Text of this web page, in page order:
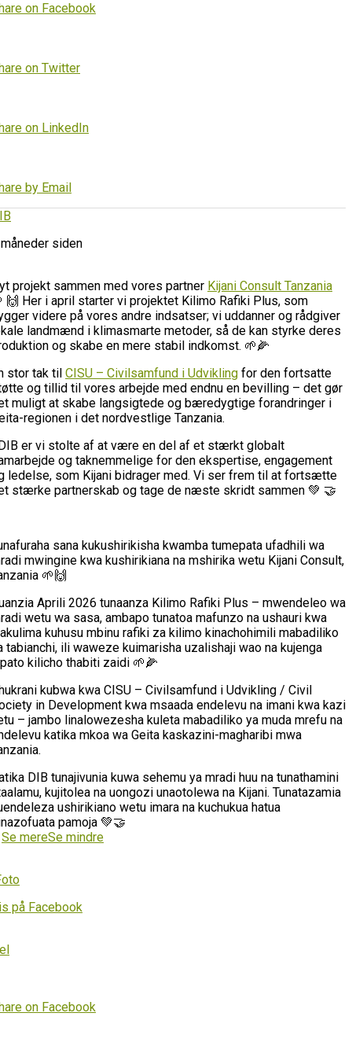
on Facebook
on Twitter
on LinkedIn
by Email
siden
projekt sammen med vores partner Kijani Consult Tanzania
🙌 Her i april starter vi projektet Kilimo Rafiki Plus, som
videre på vores andre indsatser; vi uddanner og rådgiver
landmænd i klimasmarte metoder, så de kan styrke deres
og skabe en mere stabil indkomst. 🌱🌽
stor tak til CISU – Civilsamfund i Udvikling for den fortsatte
og tillid til vores arbejde med endnu en bevilling – det gør
muligt at skabe langsigtede og bæredygtige forandringer i
regionen i det nordvestlige Tanzania.
er vi stolte af at være en del af et stærkt globalt
og taknemmelige for den ekspertise, engagement
ledelse, som Kijani bidrager med. Vi ser frem til at fortsætte
stærke partnerskab og tage de næste skridt sammen 💚 🤝
sana kukushirikisha kwamba tumepata ufadhili wa
mwingine kwa kushirikiana na mshirika wetu Kijani Consult,
🌱🙌
Aprili 2026 tunaanza Kilimo Rafiki Plus – mwendeleo wa
wetu wa sasa, ambapo tunatoa mafunzo na ushauri kwa
kuhusu mbinu rafiki za kilimo kinachohimili mabadiliko
tabianchi, ili waweze kuimarisha uzalishaji wao na kujenga
kilicho thabiti zaidi 🌱🌽
kubwa kwa CISU – Civilsamfund i Udvikling / Civil
in Development kwa msaada endelevu na imani kwa kazi
– jambo linalowezesha kuleta mabadiliko ya muda mrefu na
katika mkoa wa Geita kaskazini-magharibi mwa
DIB tunajivunia kuwa sehemu ya mradi huu na tunathamini
kujitolea na uongozi unaotolewa na Kijani. Tunatazamia
ushirikiano wetu imara na kuchukua hatua
pamoja 💚🤝
Se mereSe mindre
på Facebook
on Facebook